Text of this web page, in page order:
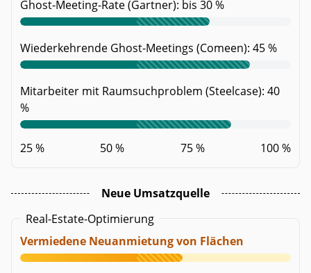
Ghost-Meeting-Rate (Gartner): bis 30 %
Wiederkehrende Ghost-Meetings (Comeen): 45 %
Mitarbeiter mit Raumsuchproblem (Steelcase): 40
%
25 % 50 % 75 % 100 %
Neue Umsatzquelle
Real-Estate-Optimierung
Vermiedene Neuanmietung von Flächen